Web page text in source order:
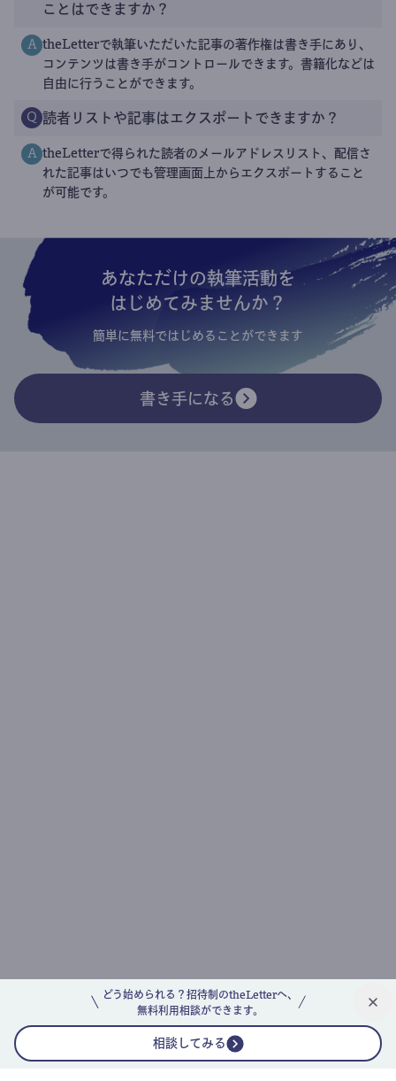
どう始められる？招待制のtheLetterへ、
無料利用相談ができます。
相談してみる
ことはできますか？
A theLetterで執筆いただいた記事の著作権は書き手にあり、
コンテンツは書き手がコントロールできます。書籍化などは
自由に行うことができます。
Q 読者リストや記事はエクスポートできますか？
A theLetterで得られた読者のメールアドレスリスト、配信さ
れた記事はいつでも管理画面上からエクスポートすること
が可能です。
あなただけの執筆活動を
はじめてみませんか？
簡単に無料ではじめることができます
書き手になる